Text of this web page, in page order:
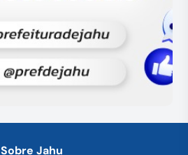
Sobre Jahu